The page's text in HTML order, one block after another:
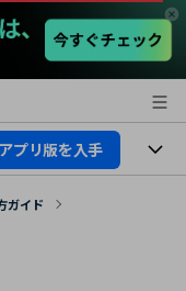
アプリ版を入手
ガイド